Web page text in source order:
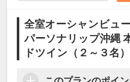
全室オーシャンビュ
パーソナリップ沖縄
ドツイン（２～３名）